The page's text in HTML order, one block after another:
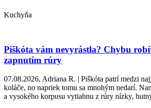
Kuchyňa
Piškóta vám nevyrástla? Chybu
zapnutím rúry
07.08.2026, Adriana R. | Piškóta patrí medzi
koláče, no napriek tomu sa mnohým nedarí.
a vysokého korpusu vytiahnu z rúry nízky,